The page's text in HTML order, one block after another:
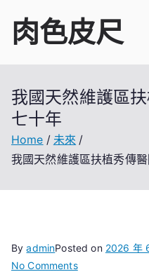
content
肉色皮尺
我國天然維護區
七十年
Home
未來
我國天然維護區扶植秀傳
ByadminPosted on 2026 年
No Commentson